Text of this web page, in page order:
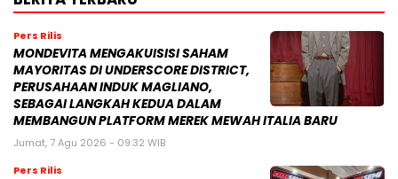
Pers Rilis
MONDEVITA MENGAKUISISI SAHAM
MAYORITAS DI UNDERSCORE DISTRICT,
PERUSAHAAN INDUK MAGLIANO,
SEBAGAI LANGKAH KEDUA DALAM
MEMBANGUN PLATFORM MEREK MEWAH ITALIA BARU
Jumat, 7 Agu 2026 - 09:32 WIB
Pers Rilis